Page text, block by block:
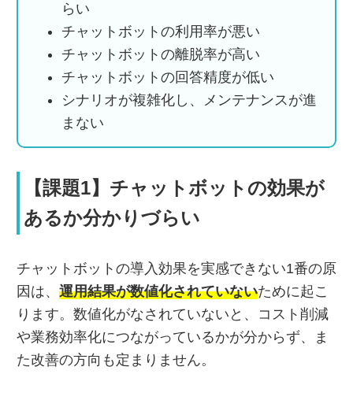
らい
チャットボットの利用率が悪い
チャットボットの離脱率が高い
チャットボットの回答精度が低い
シナリオが複雑化し、メンテナンスが進
まない
【課題1】チャットボットの効果が
あるか分かりづらい
チャットボットの導入効果を実感できない1番の原
因は、 運用結果が数値化されていないために起こ
ります。数値化がなされていないと、コスト削減
や業務効率化につながっているかが分からず、ま
た改善の方向も定まりません。